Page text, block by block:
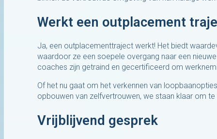
Werkt een outplacement
Ja, een outplacementtraject werkt! Het biedt
waardoor ze een soepele overgang naar een
coaches zijn getraind en gecertificeerd om
Of het nu gaat om het verkennen van
opbouwen van zelfvertrouwen, we staan klaar om te
Vrijblijvend gesprek